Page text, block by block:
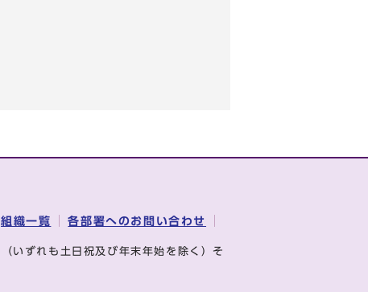
組織一覧 各部署へのお問い合わせ
（いずれも土日祝及び年末年始を除く）そ